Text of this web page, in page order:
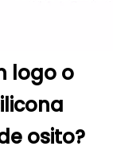
logo o
osito?